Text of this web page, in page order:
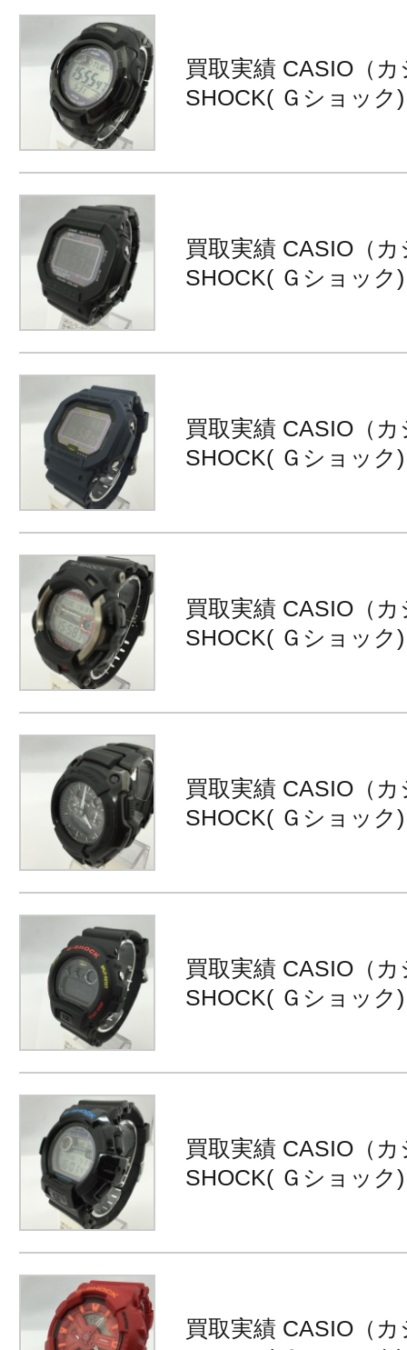
買取実績 CASIO（
SHOCK( Ｇショック
買取実績 CASIO（
SHOCK( Ｇショック
買取実績 CASIO（
SHOCK( Ｇショック
買取実績 CASIO（
SHOCK( Ｇショック
買取実績 CASIO（
SHOCK( Ｇショック
買取実績 CASIO（
SHOCK( Ｇショック
買取実績 CASIO（
SHOCK( Ｇショック
買取実績 CASIO（